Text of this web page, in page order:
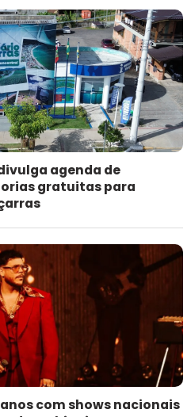
agenda de
gratuitas para
com shows nacionais